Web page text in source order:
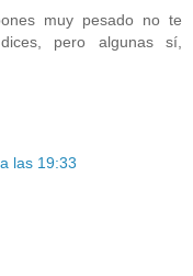
muy pesado no te
pero algunas sí,
las 19:33